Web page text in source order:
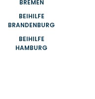
BREMEN
BEIHILFE
BRANDENBURG
BEIHILFE
HAMBURG